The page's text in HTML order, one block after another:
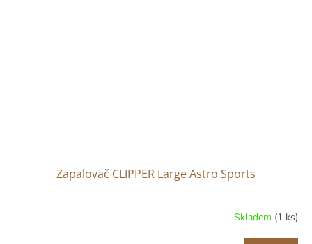
Zapalovač CLIPPER Large Astro Sports
Skladem (1 ks)